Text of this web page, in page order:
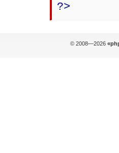
?>
© 2008—2026